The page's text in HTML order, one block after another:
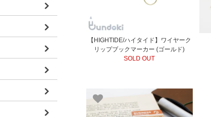
【HIGHTIDE/ハイタイド】ワイヤーク
リップブックマーカー (ゴールド)
SOLD OUT